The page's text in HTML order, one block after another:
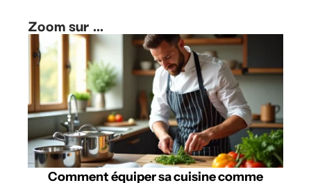
Zoom sur ...
Comment équiper sa cuisine comme